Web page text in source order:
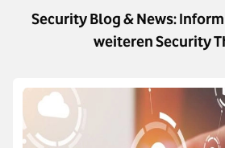
Mobile Expense Management (MEM):
zur Gerätenutzung und trackt die
Mobile Information Management
Ihre mobilen Geräte remote auf
Storages zugreifen lassen. Mit MIM
Security Blog & News:
weiteren Security